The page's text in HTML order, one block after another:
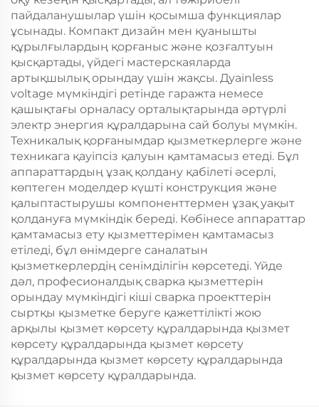
пайдаланушылар үшін қосымша функциялар
ұсынады. Компакт дизайн мен қуанышты
құрылғылардың қорғаныс және қозғалтуын
қысқартады, үйдегі мастерскаяларда
артықшылық орындау үшін жақсы. Дуainless
voltage мүмкіндігі ретінде гаражта немесе
қашықтағы орналасу орталықтарында әртүрлі
электр энергия құралдарына сай болуы мүмкін.
Техникалық қорғанымдар қызметкерлерге және
техникага қауіпсіз қалуын қамтамасыз етеді. Бұл
аппараттардың ұзақ қолдану қабілеті әсерлі,
көптеген моделдер күшті конструкция және
қалыптастырушы компоненттермен ұзақ уақыт
қолдануға мүмкіндік береді. Көбінесе аппараттар
қамтамасыз ету қызметтерімен қамтамасыз
етіледі, бұл өнімдерге саналатын
қызметкерлердің сенімділігін көрсетеді. Үйде
дәл, професионалдық сварка қызметтерін
орындау мүмкіндігі кіші сварка проекттерін
сыртқы қызметке беруге қажеттілікті жою
арқылы қызмет көрсету құралдарында қызмет
көрсету құралдарында қызмет көрсету
құралдарында қызмет көрсету құралдарында
қызмет көрсету құралдарында.